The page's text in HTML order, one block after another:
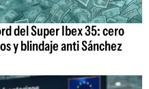
del Super Ibex 35: cero
y blindaje anti Sánchez